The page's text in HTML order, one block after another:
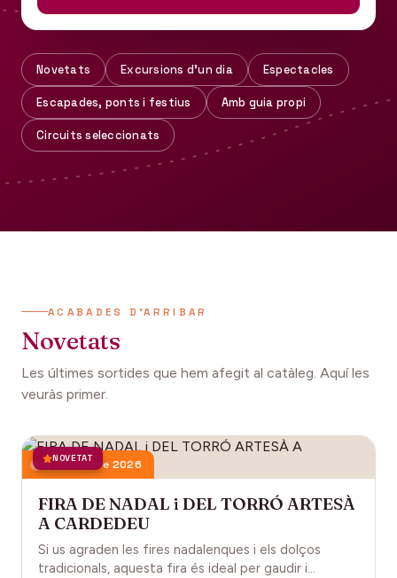
Novetats Excursions d'un dia Espectacles
Escapades, ponts i festius Amb guia propi
Circuits seleccionats
ACABADES D'ARRIBAR
Novetats
Les últimes sortides que hem afegit al catàleg. Aquí les
veuràs primer.
NOVETAT
13 desembre 2026
FIRA DE NADAL i DEL TORRÓ ARTESÀ
A CARDEDEU
Si us agraden les fires nadalenques i els dolços
tradicionals, aquesta fira és ideal per gaudir i